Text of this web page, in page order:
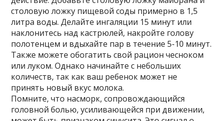
столовую ложку пищевой соды примерно в 1,5
литра воды. Делайте ингаляции 15 минут или
наклонитесь над кастрюлей, накройте голову
полотенцем и вдыхайте пар в течение 5-10 минут.
Также можете обогатить свой рацион чесноком
или луком. Однако начинайте с небольших
количеств, так как ваш ребенок может не
принять новый вкус молока.
Помните, что насморк, сопровождающийся
головной болью, усиливающейся при движении,